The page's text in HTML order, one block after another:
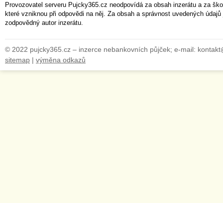
Provozovatel serveru Pujcky365.cz neodpovídá za obsah inzerátu a za
které vzniknou při odpovědi na něj. Za obsah a správnost uvedených
zodpovědný autor inzerátu.
© 2022 pujcky365.cz – inzerce nebankovních půjček; e-mail:
sitemap | výměna odkazů